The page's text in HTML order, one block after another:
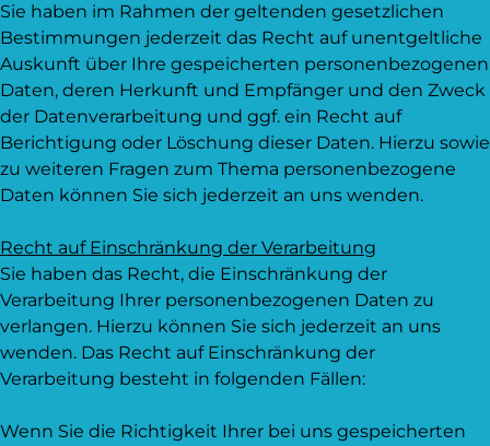
Sie haben im Rahmen der geltenden gesetzlichen
Bestimmungen jederzeit das Recht auf unentgeltliche
Auskunft über Ihre gespeicherten personenbezogenen
Daten, deren Herkunft und Empfänger und den Zweck
der Datenverarbeitung und ggf. ein Recht auf
Berichtigung oder Löschung dieser Daten. Hierzu sowie
zu weiteren Fragen zum Thema personenbezogene
Daten können Sie sich jederzeit an uns wenden.
Recht auf Einschränkung der Verarbeitung
Sie haben das Recht, die Einschränkung der
Verarbeitung Ihrer personenbezogenen Daten zu
verlangen. Hierzu können Sie sich jederzeit an uns
wenden. Das Recht auf Einschränkung der
Verarbeitung besteht in folgenden Fällen:
Wenn Sie die Richtigkeit Ihrer bei uns gespeicherten